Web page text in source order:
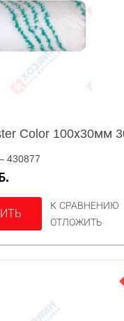
Color 100х30мм
430877
К СРАВНЕНИЮ
ОТЛОЖИТЬ